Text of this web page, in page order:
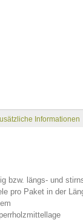
Informationen
bzw. längs- und
pro Paket in der